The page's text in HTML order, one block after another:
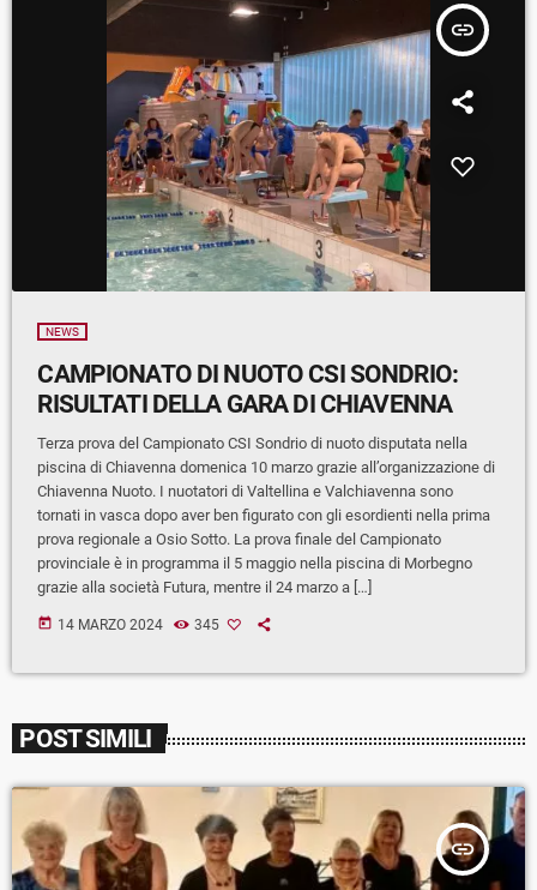
insert_link
NEWS
CAMPIONATO DI NUOTO CSI SONDRIO:
RISULTATI DELLA GARA DI CHIAVENNA
Terza prova del Campionato CSI Sondrio di nuoto disputata nella
piscina di Chiavenna domenica 10 marzo grazie all’organizzazione di
Chiavenna Nuoto. I nuotatori di Valtellina e Valchiavenna sono
tornati in vasca dopo aver ben figurato con gli esordienti nella prima
prova regionale a Osio Sotto. La prova finale del Campionato
provinciale è in programma il 5 maggio nella piscina di Morbegno
grazie alla società Futura, mentre il 24 marzo a […]
today 14 MARZO 2024 345
POST SIMILI
insert_link